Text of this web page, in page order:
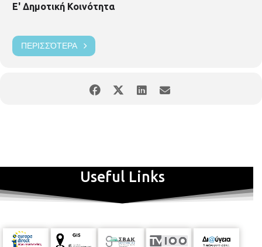
Ε' Δημοτική Κοινότητα
ΠΕΡΙΣΣΌΤΕΡΑ
Useful Links